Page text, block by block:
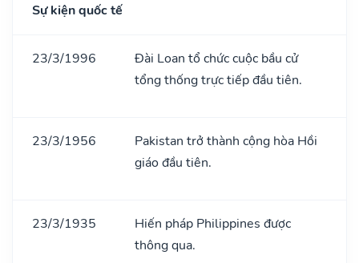
Sự kiện quốc tế
23/3/1996
Đài Loan tổ chức cuộc bầu cử
tổng thống trực tiếp đầu tiên.
23/3/1956
Pakistan trở thành cộng hòa Hồi
giáo đầu tiên.
23/3/1935
Hiến pháp Philippines được
thông qua.